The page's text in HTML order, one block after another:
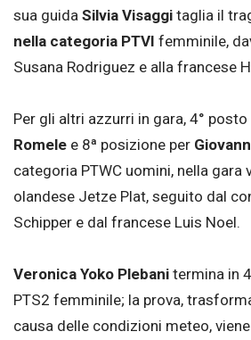
sua guida Silvia Visaggi taglia il
nella categoria PTVI femminile,
Susana Rodriguez e alla francese
Per gli altri azzurri in gara, 4° posto
Romele e 8ª posizione per
categoria PTWC uomini, nella gara
olandese Jetze Plat, seguito dal
Schipper e dal francese Luis Noel.
Veronica Yoko Plebani termina in
PTS2 femminile; la prova,
causa delle condizioni meteo,